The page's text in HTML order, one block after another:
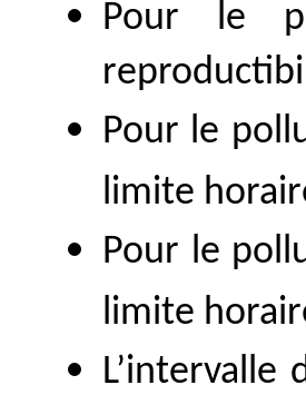
Pour le
Pour le
limite
Pour le
limite